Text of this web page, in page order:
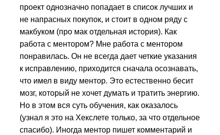
проект однозначно попадает в список лучших и
не напрасных покупок, и стоит в одном ряду с
макбуком (про мак отдельная история). Как
работа с ментором? Мне работа с ментором
понравилась. Он не всегда дает четкие указания
к исправлению, приходится сначала осознавать,
что имел в виду ментор. Это естественно бесит
мозг, который не хочет думать и тратить энергию.
Но в этом вся суть обучения, как оказалось
(узнал я это на Хекслете только, за что отдельное
спасибо). Иногда ментор пишет комментарий и